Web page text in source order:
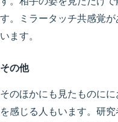
す。ミラータッチ共感覚が
います。
その他
そのほかにも見たものに
を感じる人もいます。研究